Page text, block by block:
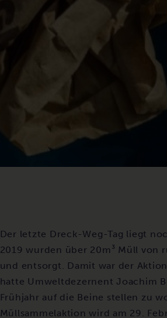
Der letzte Dreck-Weg-Tag liegt
2019 wurden über 20m³ Müll von
und entsorgt. Damit war der
hatte Umweltdezernent Joachim
Frühjahr auf die Beine stellen zu
Müllsammelaktion wird am 29.